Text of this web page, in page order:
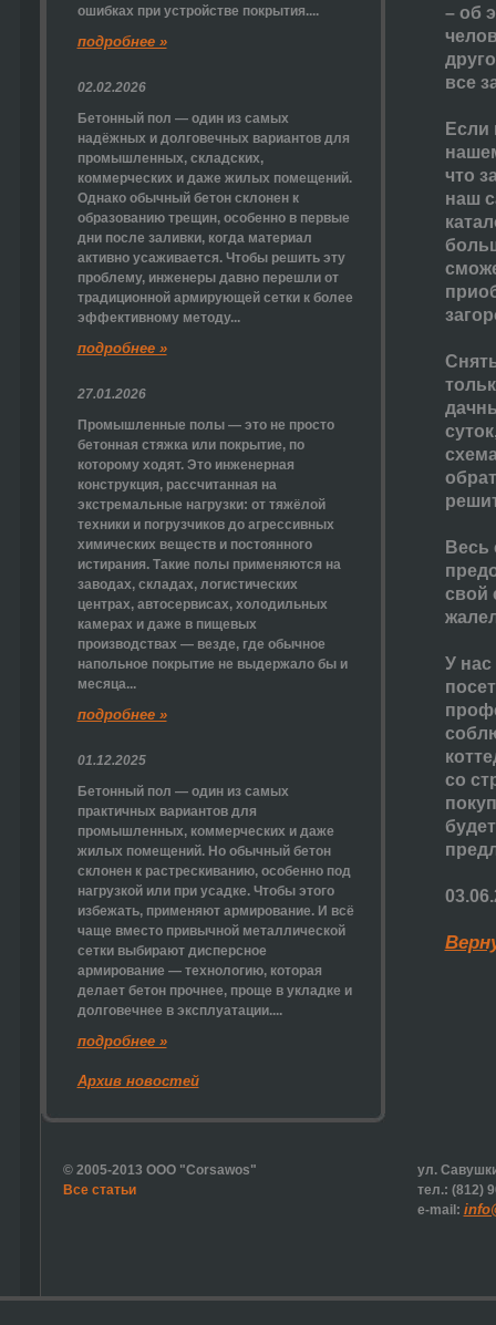
– об
все
Если
что
наш
Весь
свой
У нас
со
ошибках при устройстве покрытия....
подробнее »
02.02.2026
Бетонный пол — один из самых
надёжных и долговечных вариантов для
промышленных, складских,
коммерческих и даже жилых помещений.
Однако обычный бетон склонен к
образованию трещин, особенно в первые
дни после заливки, когда материал
активно усаживается. Чтобы решить эту
проблему, инженеры давно перешли от
традиционной армирующей сетки к более
эффективному методу...
подробнее »
27.01.2026
Промышленные полы — это не просто
бетонная стяжка или покрытие, по
которому ходят. Это инженерная
конструкция, рассчитанная на
экстремальные нагрузки: от тяжёлой
техники и погрузчиков до агрессивных
химических веществ и постоянного
истирания. Такие полы применяются на
заводах, складах, логистических
центрах, автосервисах, холодильных
камерах и даже в пищевых
производствах — везде, где обычное
напольное покрытие не выдержало бы и
месяца...
подробнее »
01.12.2025
Бетонный пол — один из самых
практичных вариантов для
промышленных, коммерческих и даже
жилых помещений. Но обычный бетон
склонен к растрескиванию, особенно под
нагрузкой или при усадке. Чтобы этого
избежать, применяют армирование. И всё
чаще вместо привычной металлической
сетки выбирают дисперсное
армирование — технологию, которая
делает бетон прочнее, проще в укладке и
долговечнее в эксплуатации....
подробнее »
Архив новостей
© 2005-2013 ООО "Corsawos"
Все статьи
ул.
тел.: (812)
e-mail: